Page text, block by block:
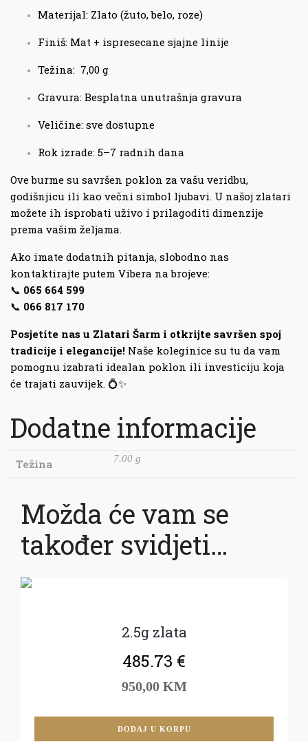
Materijal: Zlato (žuto, belo, roze)
Finiš: Mat + ispresecane sjajne linije
Težina: 7,00 g
Gravura: Besplatna unutrašnja gravura
Veličine: sve dostupne
Rok izrade: 5–7 radnih dana
Ove burme su savršen poklon za vašu veridbu,
godišnjicu ili kao večni simbol ljubavi. U našoj zlatari
možete ih isprobati uživo i prilagoditi dimenzije
prema vašim željama.
Ako imate dodatnih pitanja, slobodno nas
kontaktirajte putem Vibera na brojeve:
📞 065 664 599
📞 066 817 170
Posjetite nas u Zlatari Šarm i otkrijte savršen spoj
tradicije i elegancije! Naše koleginice su tu da vam
pomognu izabrati idealan poklon ili investiciju koja
će trajati zauvijek. 💍✨
Dodatne informacije
Težina 7.00 g
Možda će vam se
također svidjeti…
2.5g zlata
485.73 €
950,00 KM
DODAJ U KORPU